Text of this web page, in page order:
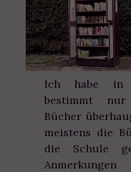
Ich habe in
bestimmt
Bücher
meistens die
die Schule